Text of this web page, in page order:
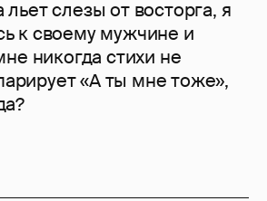
слезы от восторга, я
к своему мужчине и
никогда стихи не
«А ты мне тоже»,